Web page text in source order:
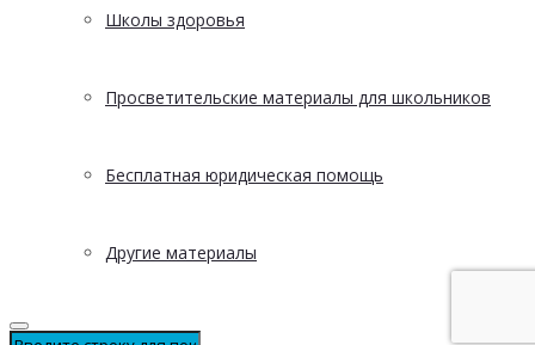
Школы здоровья
Просветительские материалы для школьников
Бесплатная юридическая помощь
Другие материалы